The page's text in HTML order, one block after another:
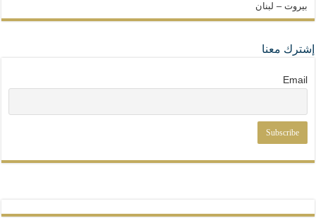
بيروت – لبنان
إشترك معنا
Email